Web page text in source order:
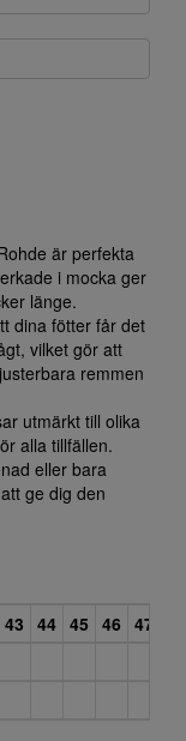
är perfekta
i mocka ger
länge.
dina fötter får det
vilket gör att
remmen
utmärkt till olika
alla tillfällen.
eller bara
ge dig den
43 44 45 46 47